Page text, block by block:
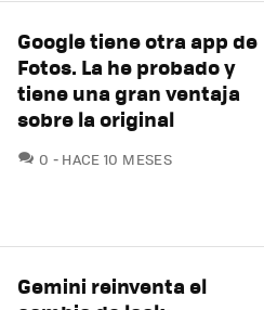
Google tiene otra app de
Fotos. La he probado y
tiene una gran ventaja
sobre la original
0 COMENTARIOS
HACE 10 MESES
Gemini reinventa el